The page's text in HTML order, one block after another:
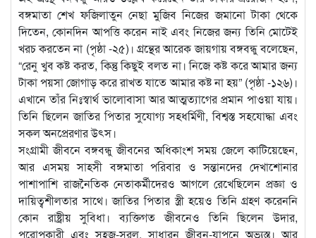
বঙ্গমাতা শেখ ফজিলাতুন নেছা মুজিব নিজের জমানো টাকা থেকে
দিতেন, কোনদিন আপত্তি করেন নাই এবং নিজের জন্য তিনি মোটেই
খরচ করতেন না (পৃষ্ঠা -২৫)। গ্রন্থের আরেক জায়গায় বঙ্গবন্ধু বলেছেন,
“রেনু খুব কষ্ট করত, কিন্তু কিছুই বলত না। নিজে কষ্ট করে আমার জন্য
টাকা পয়সা জোগাড় করে রাখত যাতে আমার কষ্ট না হয়” (পৃষ্ঠা -১২৬)।
এখানে তাঁর নিঃস্বার্থ ভালোবাসা আর আত্মত্যাগের প্রমান পাওয়া যায়।
তিনি ছিলেন জাতির পিতার সুযোগ্য সহধর্মিণী, বিশ্বস্ত সহযোদ্ধা এবং
সকল অনপ্রেরণার উৎস।
সংগ্রামী জীবনে বঙ্গবন্ধু জীবনের অধিকাংশ সময় জেলে কাটিয়েছেন,
আর এসময় সাহসী বঙ্গমাতা পরিবার ও সন্তানদের দেখাশোনার
পাশাপাশি রাজনৈতিক নেতাকর্মীদেরও আগলে রেখেছিলেন প্রজ্ঞা ও
দায়িত্বশীলতার সাথে। জাতির পিতার স্ত্রী হয়েও তিনি গ্রহণ করেননি
কোন রাষ্ট্রীয় সুবিধা। ব্যক্তিগত জীবনেও তিনি ছিলেন উদার,
পরোপকারী এবং সহজ-সরল, সাধারন জীবন-যাপনে অভ্যস্ত। আর